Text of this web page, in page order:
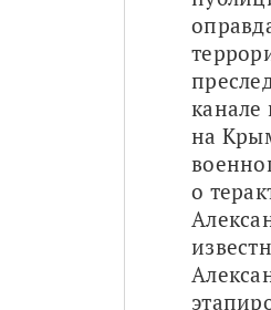
канале
на
о